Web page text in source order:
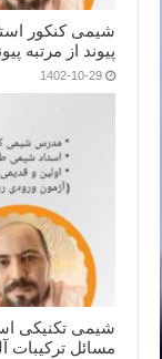
شیمی کنکور
پیوند از مرتبه
1402-10-29
شیمی تکنیکی
مسائل ترکیبات